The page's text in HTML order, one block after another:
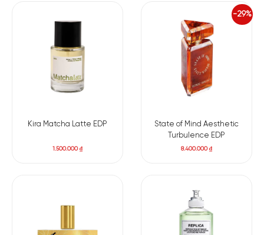
Kira Matcha Latte EDP
1.500.000₫
-29%
State of Mind Aesthetic
Turbulence EDP
8.400.000₫